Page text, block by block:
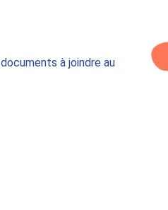
à joindre au